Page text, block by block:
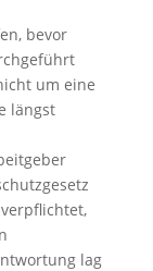
bevor
um eine
längst
lag